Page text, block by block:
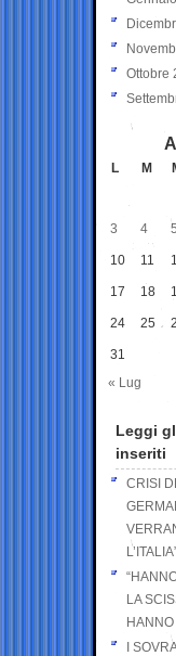
Ottobre
L M
3 4 5
10 11
17 18
24 25
31
« Lug
Leggi
inseriti
CRISI
LA
I